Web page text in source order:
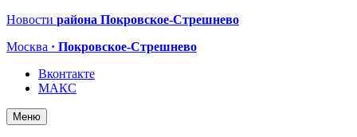
Новости района Покровское-Стрешнево
Москва · Покровское-Стрешнево
Вконтакте
МАКС
Меню